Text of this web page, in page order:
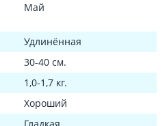
Май
Удлинённая
30-40 см.
1,0-1,7 кг.
Хороший